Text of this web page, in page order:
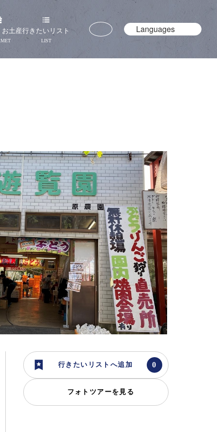
行きたいリストへ追加
フォトツアーを見る
お土産行きたいリスト Languages